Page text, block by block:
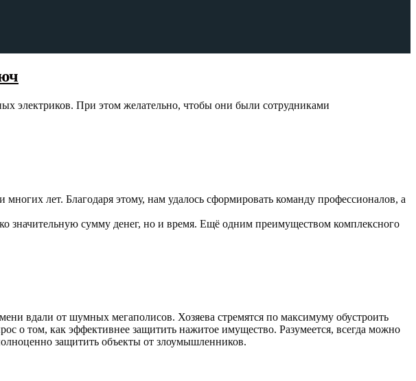
электриков. При этом желательно, чтобы они были сотрудниками
лет. Благодаря этому, нам удалось сформировать команду профессионалов, а
значительную сумму денег, но и время. Ещё одним преимуществом комплексного
вдали от шумных мегаполисов. Хозяева стремятся по максимуму обустроить
о том, как эффективнее защитить нажитое имущество. Разумеется, всегда можно
защитить объекты от злоумышленников.